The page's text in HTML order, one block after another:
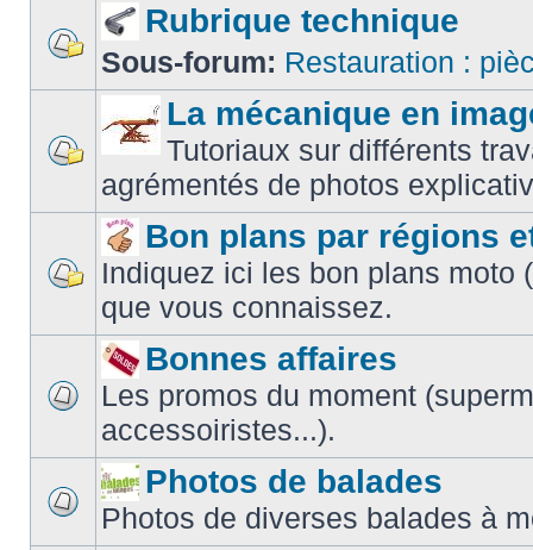
Rubrique technique
Sous-forum: Restauration :
La mécanique en
Tutoriaux sur différents
agrémentés de photos
Bon plans par régions
Indiquez ici les bon plans moto
que vous connaissez.
Bonnes affaires
Les promos du moment
accessoiristes...).
Photos de balades
Photos de diverses balades à